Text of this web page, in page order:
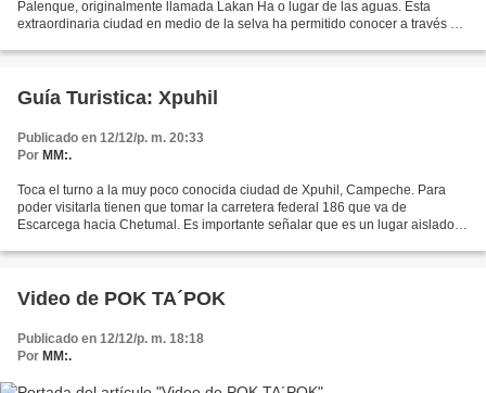
Palenque, originalmente llamada Lakan Ha o lugar de las aguas. Esta
extraordinaria ciudad en medio de la selva ha permitido conocer a través de
Guía Turistica: Xpuhil
Publicado en 12/12/p. m. 20:33
Por MM:.
Toca el turno a la muy poco conocida ciudad de Xpuhil, Campeche. Para
poder visitarla tienen que tomar la carretera federal 186 que va de
Escarcega hacia Chetumal. Es importante señalar que es un lugar aislado y
Video de POK TA´POK
Publicado en 12/12/p. m. 18:18
Por MM:.